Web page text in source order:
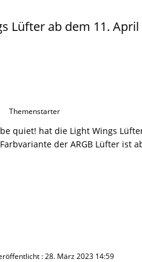
Lüfter ab dem 11.
Themenstarter
be quiet! hat die Light Wings
Farbvariante der ARGB Lüfter ist
: 28. März 2023 14:59